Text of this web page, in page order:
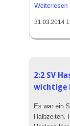
31.03.2014
2:2 SV
wichtige
Es war ein
Halbzeiten.